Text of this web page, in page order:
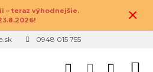
– teraz výhodnejšie.
×
0948 015 755